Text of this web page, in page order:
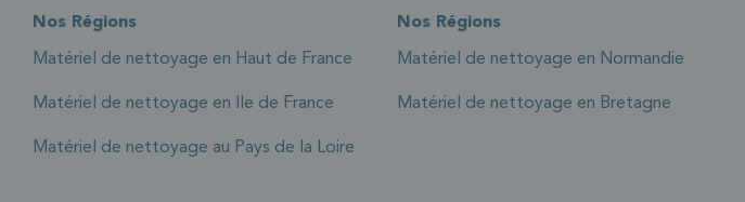
Nos Régions
Matériel de nettoyage en Haut de France
Matériel de nettoyage en Ile de France
Matériel de nettoyage au Pays de la Loire
Nos Régions
Matériel de nettoyage en Normandie
Matériel de nettoyage en Bretagne